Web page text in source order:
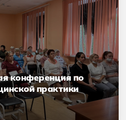
конференция по
практики